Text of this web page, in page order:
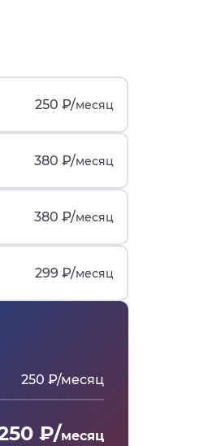
250 ₽/месяц
380 ₽/месяц
380 ₽/месяц
299 ₽/месяц
250 ₽/месяц
₽/месяц